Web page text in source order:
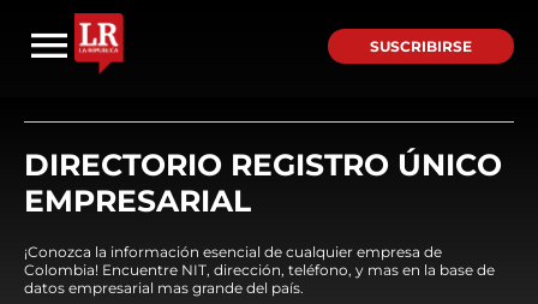
SUSCRIBIRSE
DIRECTORIO REGISTRO ÚNICO
EMPRESARIAL
¡Conozca la información esencial de cualquier empresa de
Colombia! Encuentre NIT, dirección, teléfono, y mas en la base de
datos empresarial mas grande del país.